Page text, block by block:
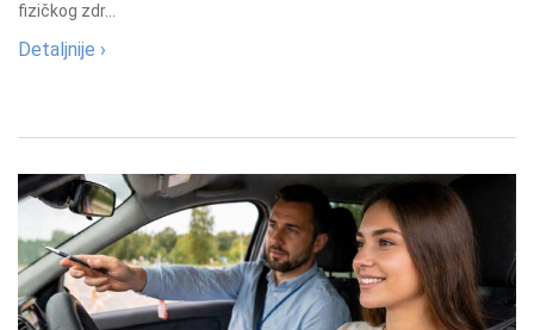
fizičkog zdr...
Detaljnije ›